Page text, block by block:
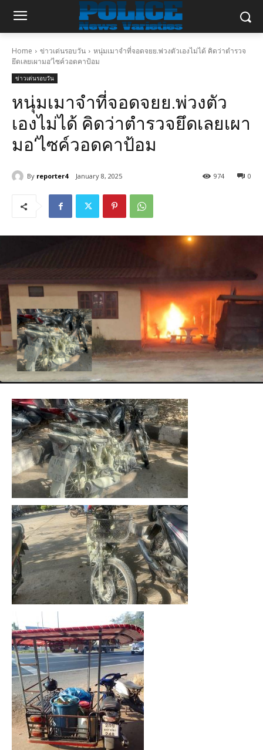
Home ข่าวเด่นรอบวัน
หนุ่มเมาจำที่จอดจยย.พ่วงตัวเองไม่ได้ คิดว่าตำรวจ
ยึดเลยเผามอ‘ไซค์วอดคาป้อม
ข่าวเด่นรอบวัน
หนุ่มเมาจำที่จอดจยย.พ่วงตัว
เองไม่ได้ คิดว่าตำรวจยึดเลยเผา
มอ‘ไซค์วอดคาป้อม
By reporter4 January 8, 2025 0
974